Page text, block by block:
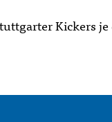
Kickers